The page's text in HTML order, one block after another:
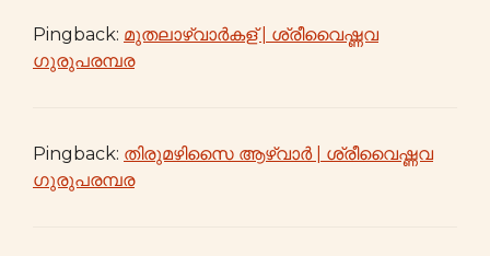
Pingback: മുതലാഴ്വാർകള് | ശ്രീവൈഷ്ണവ
ഗുരുപരമ്പര
Pingback: തിരുമഴിസൈ ആഴ്വാർ | ശ്രീവൈഷ്ണവ
ഗുരുപരമ്പര